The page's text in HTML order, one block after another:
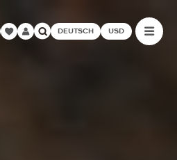
DEUTSCH USD